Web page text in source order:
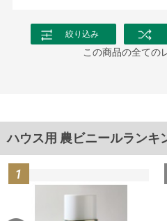
絞り込み
この商品の全ての
ハウス用 農ビニールランキ